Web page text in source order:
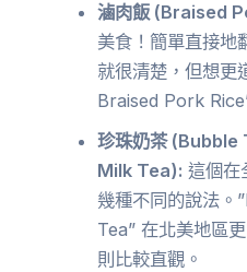
滷肉飯 (Braised
美食！簡單直接地
就很清楚，但想更
Braised Pork
珍珠奶茶
Milk Tea): 這個在
幾種不同的說法
Tea” 在北美地區
則比較直觀。